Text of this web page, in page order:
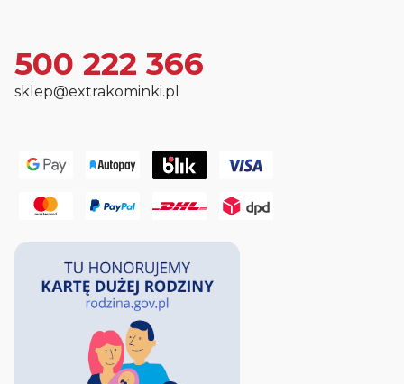
500 222 366
sklep@extrakominki.pl